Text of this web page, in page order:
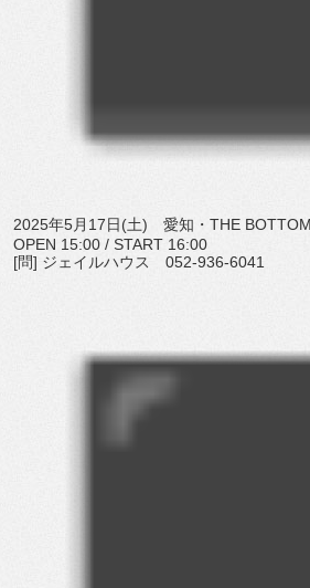
2025年5月17日(土) 愛知・THE
OPEN 15:00 / START 16:00
[問] ジェイルハウス 052-936-6041